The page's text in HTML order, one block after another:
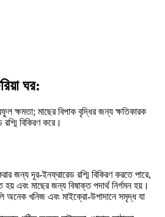
ঘর:
ক্ষমতা; মাছের বিপাক বৃদ্ধির জন্য ক্ষতিকারক
রশ্মি বিকিরণ করে।
জন্য দূর-ইনফ্রারেড রশ্মি বিকিরণ করতে পারে,
হয় এবং মাছের জন্য বিষাক্ত পদার্থ নির্গমন হয়।
অনেক খনিজ এবং মাইক্রো-উপাদানে সমৃদ্ধ যা